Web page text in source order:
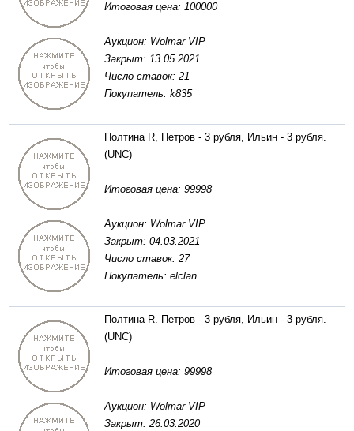
Итоговая цена: 100000
Аукцион: Wolmar VIP
Закрыт: 13.05.2021
Число ставок: 21
Покупатель: k835
Полтина R, Петров - 3 рубля, Ильин - 3 рубля.
(UNC)
Итоговая цена: 99998
Аукцион: Wolmar VIP
Закрыт: 04.03.2021
Число ставок: 27
Покупатель: elclan
Полтина R. Петров - 3 рубля, Ильин - 3 рубля.
(UNC)
Итоговая цена: 99998
Аукцион: Wolmar VIP
Закрыт: 26.03.2020